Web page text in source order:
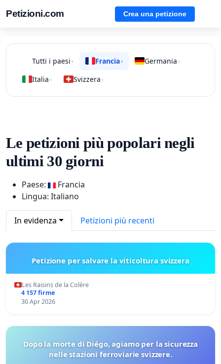
Petizioni.com Crea una petizione
Tutti i paesi › Francia› Germania ›
Italia › Svizzera ›
Le petizioni più popolari negli
ultimi 30 giorni
Paese:
Francia
Lingua: Italiano
In evidenza Petizioni più recenti
Petizione per salvare la viticoltura svizzera
Les Raisins de la Colère
4 157 firme
30 Apr 2026
Dopo la morte di Diégo, agiamo per la sicurezza
nelle stazioni ferroviarie svizzere.